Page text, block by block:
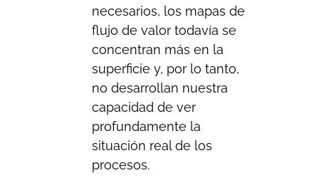
necesarios, los mapas de
flujo de valor todavía se
concentran más en la
superficie y, por lo tanto,
no desarrollan nuestra
capacidad de ver
profundamente la
situación real de los
procesos.